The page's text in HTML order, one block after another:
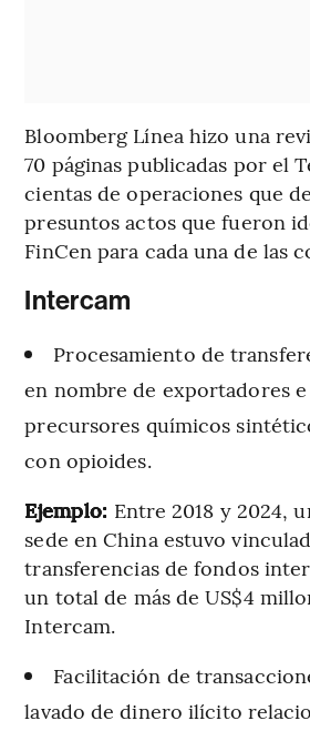
Bloomberg Línea hizo una
70 páginas publicadas por el
cientas de operaciones que
presuntos actos que fueron
FinCen para cada una de las
Intercam
Procesamiento de
en nombre de exportadores
precursores químicos
con opioides.
Ejemplo: Entre 2018 y 2024,
sede en China estuvo
transferencias de fondos
un total de más de US$4
Intercam.
Facilitación de
lavado de dinero ilícito